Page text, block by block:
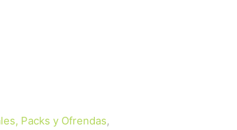
Packs y Ofrendas,